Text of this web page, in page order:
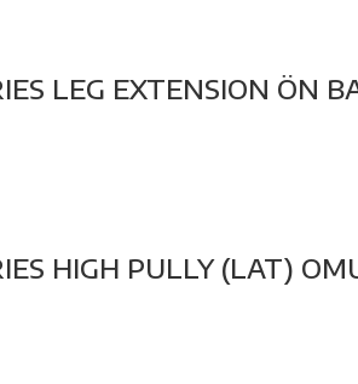
LEG EXTENSION ÖN
HIGH PULLY (LAT)